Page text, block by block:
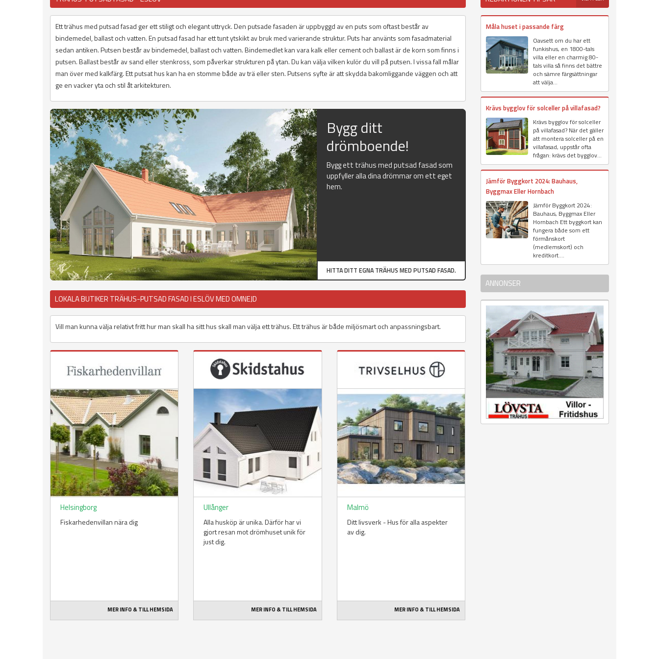
Ett trähus med putsad fasad ger ett stiligt och elegant uttryck. Den putsade fasaden är uppbyggd av en puts som oftast består av
bindemedel, ballast och vatten. En putsad fasad har ett tunt ytskikt av bruk med varierande struktur. Puts har använts som fasadmaterial
sedan antiken. Putsen består av bindemedel, ballast och vatten. Bindemedlet kan vara kalk eller cement och ballast är de korn som finns i
putsen. Ballast består av sand eller stenkross, som påverkar strukturen på ytan. Du kan välja vilken kulör du vill på putsen. I vissa fall målar
man över med kalkfärg. Ett putsat hus kan ha en stomme både av trä eller sten. Putsens syfte är att skydda bakomliggande väggen och att
ge en vacker yta och stil åt arkitekturen.
Bygg ditt
drömboende!
Bygg ett trähus med putsad fasad som
uppfyller alla dina drömmar om ett eget
hem.
HITTA DITT EGNA TRÄHUS MED PUTSAD FASAD.
LOKALA BUTIKER TRÄHUS-PUTSAD FASAD I ESLÖV MED OMNEJD
Vill man kunna välja relativt fritt hur man skall ha sitt hus skall man välja ett trähus. Ett trähus är både miljösmart och anpassningsbart.
Helsingborg
Fiskarhedenvillan nära dig
MER INFO & TILL HEMSIDA
Ullånger
Alla husköp är unika. Därför har vi
gjort resan mot drömhuset unik för
just dig.
MER INFO & TILL HEMSIDA
Malmö
Ditt livsverk - Hus för alla aspekter
av dig.
MER INFO & TILL HEMSIDA
Måla huset i passande färg
Oavsett om du har ett
funkishus, en 1800-tals
villa eller en charmig 80-
tals villa så finns det bättre
och sämre färgsättningar
att välja...
Krävs bygglov för solceller på villafasad?
Krävs bygglov för solceller
på villafasad? När det gäller
att montera solceller på en
villafasad, uppstår ofta
frågan: krävs det bygglov...
Jämför Byggkort 2024: Bauhaus,
Byggmax Eller Hornbach
Jämför Byggkort 2024:
Bauhaus, Byggmax Eller
Hornbach Ett byggkort kan
fungera både som ett
förmånskort
(medlemskort) och
kreditkort....
ANNONSER